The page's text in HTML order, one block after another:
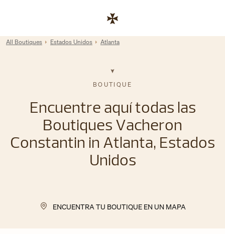
Enlace al sitio web corporativo
Return to Nav
All Boutiques Estados Unidos Atlanta
BOUTIQUE
Encuentre aquí todas las
Boutiques Vacheron
Constantin in Atlanta, Estados
Unidos
ENCUENTRA TU BOUTIQUE EN UN MAPA